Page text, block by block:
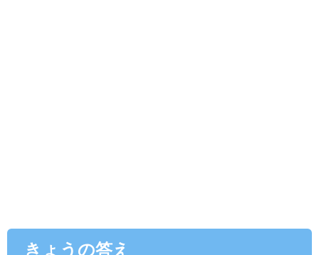
きょうの答え